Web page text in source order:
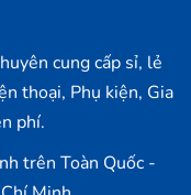
cung cấp sỉ, lẻ
thoại, Phụ kiện, Gia
phí.
trên Toàn Quốc -